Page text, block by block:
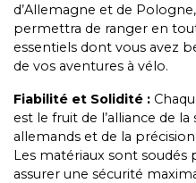
d’Allemagne et de
permettra de ranger en
essentiels dont vous avez
de vos aventures à vélo.
Fiabilité et Solidité :
est le fruit de l’alliance de
allemands et de la
Les matériaux sont
assurer une sécurité